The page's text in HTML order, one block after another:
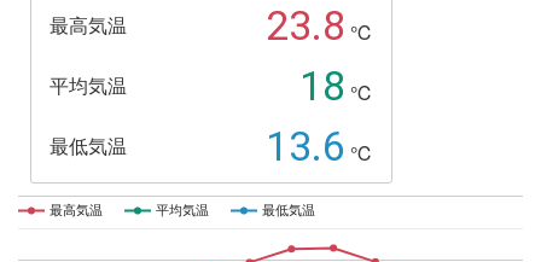
最高気温 23.8 ℃
平均気温
18 ℃
最低気温
13.6 ℃
最高気温
最高気温 平均気温
平均気温 最低気温
最低気温